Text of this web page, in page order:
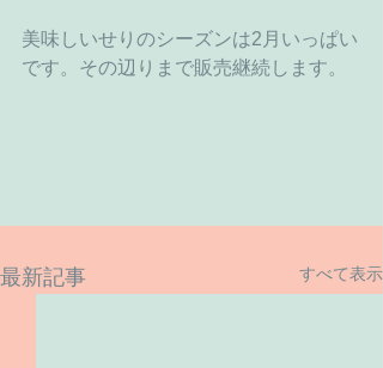
美味しいせりのシーズンは2月いっぱい
です。その辺りまで販売継続します。
最新記事 すべて表示